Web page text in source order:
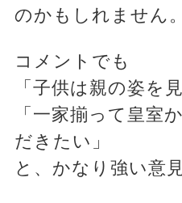
のかもしれません。
コメントでも
「子供は親の姿を
「一家揃って皇室
だきたい」
と、かなり強い意